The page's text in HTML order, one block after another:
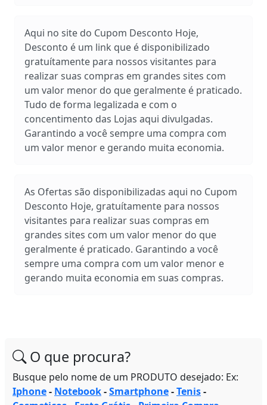
Aqui no site do Cupom Desconto Hoje,
Desconto é um link que é disponibilizado
gratuítamente para nossos visitantes para
realizar suas compras em grandes sites com
um valor menor do que geralmente é praticado.
Tudo de forma legalizada e com o
concentimento das Lojas aqui divulgadas.
Garantindo a você sempre uma compra com
um valor menor e gerando muita economia.
As Ofertas são disponibilizadas aqui no Cupom
Desconto Hoje, gratuítamente para nossos
visitantes para realizar suas compras em
grandes sites com um valor menor do que
geralmente é praticado. Garantindo a você
sempre uma compra com um valor menor e
gerando muita economia em suas compras.
O que procura?
Busque pelo nome de um PRODUTO desejado: Ex:
Iphone- Notebook-Smartphone-Tenis-